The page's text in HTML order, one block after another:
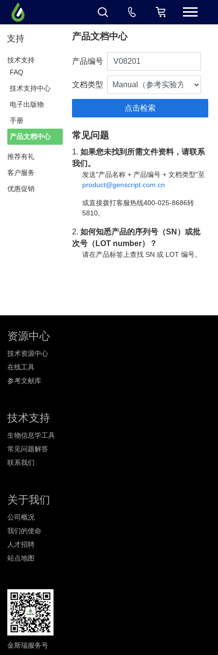
支持
技术支持
FAQ
技术支持中心
电子出版物
手册
产品文档中心
推荐有礼
客户服务
优惠促销
产品文档中心
产品编号
文档类型
常见问题
1.如果您未找到所需文件资料，请联系
我们。
发送"产品名称 + 产品编号 + 文档类型"至
product@genscript.com.cn
或直接拨打客服热线400-025-8686转
5810。
2.如何知悉产品的序列号（SN）或批
次号（LOT number）？
请在产品标签上查找 SN 或 LOT 编号。
资源中心
技术资源中心
在线工具
参考文献库
技术支持
生物信息学工具
常见问题解答
联系我们
关于我们
公司概况
我们的使命
人才招聘
站点地图
金斯瑞服务号